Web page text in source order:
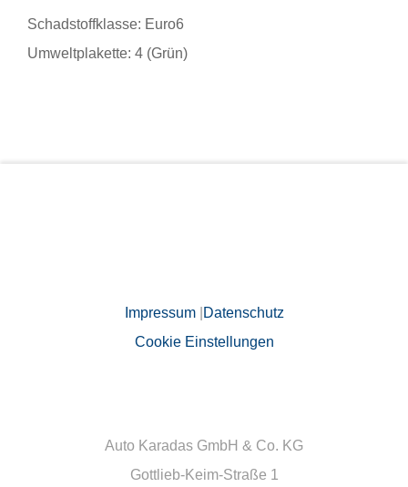
Schadstoffklasse: Euro6
Umweltplakette: 4 (Grün)
Impressum| Datenschutz
Cookie Einstellungen
Auto Karadas GmbH & Co. KG
Gottlieb-Keim-Straße 1